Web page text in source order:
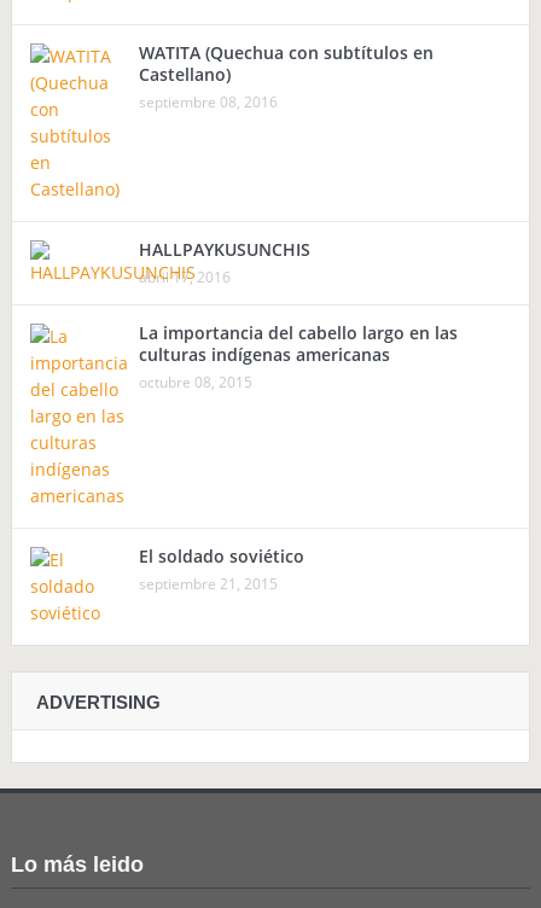
WATITA (Quechua con subtítulos en
Castellano)
septiembre 08, 2016
HALLPAYKUSUNCHIS
abril 17, 2016
La importancia del cabello largo en las
culturas indígenas americanas
octubre 08, 2015
El soldado soviético
septiembre 21, 2015
ADVERTISING
Lo más leido